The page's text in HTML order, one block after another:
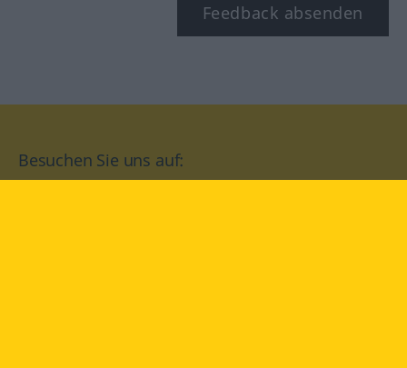
Feedback absenden
Besuchen Sie uns auf: